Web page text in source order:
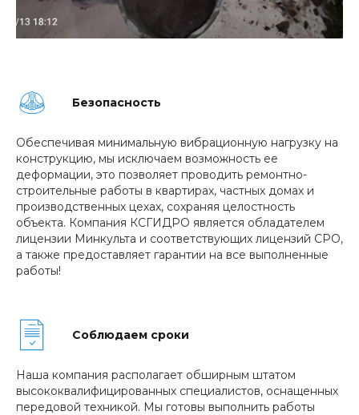
Безопасность
Обеспечивая минимальную вибрационную нагрузку на
конструкцию, мы исключаем возможность ее
деформации, это позволяет проводить ремонтно-
строительные работы в квартирах, частных домах и
производственных цехах, сохраняя целостность
объекта. Компания КСГИДРО является обладателем
лицензии Минкульта и соответствующих лицензий СРО,
а также предоставляет гарантии на все выполненные
работы!
Соблюдаем сроки
Наша компания располагает обширным штатом
высококвалифицированных специалистов, оснащенных
передовой техникой. Мы готовы выполнить работы